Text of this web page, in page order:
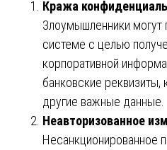
Кража
Злоумышленники могут
системе с целью
корпоративной
банковские реквизиты,
другие важные данные.
Неавторизованное
Несанкционированное